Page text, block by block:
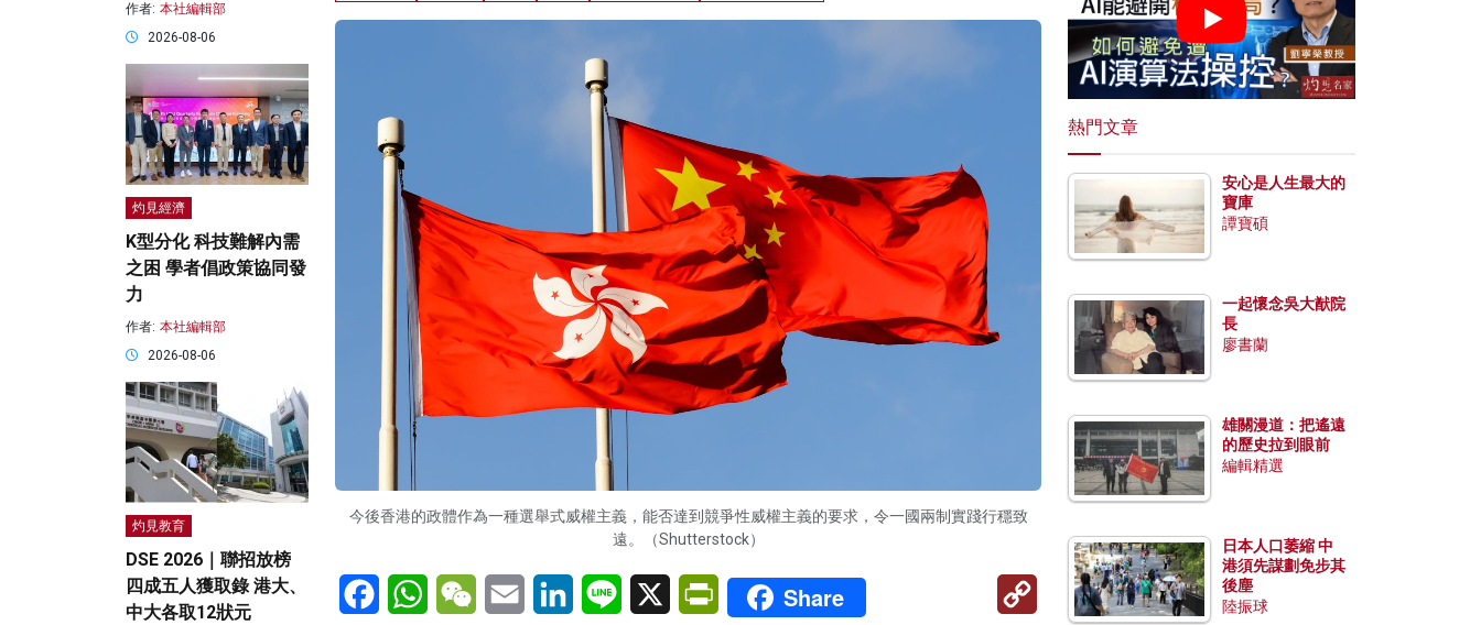
今後香港的政體作為一種選舉式威權主義，能否達到競爭性威權主義的要求，令一國兩制實踐行穩致
遠。（Shutterstock）
FacebookWhatsAppWeChatEmail LinkedInLine X PrintFriendly
Share
Copy
作者: 本社編輯部
2026-08-06
灼見經濟
K型分化 科技難解內需
之困 學者倡政策協同發
力
作者: 本社編輯部
2026-08-06
灼見教育
DSE 2026｜聯招放榜
四成五人獲取錄 港大、
中大各取12狀元
熱門文章
安心是人生最大的
寶庫
譚寶碩
一起懷念吳大猷院
長
廖書蘭
雄關漫道：把遙遠
的歷史拉到眼前
編輯精選
日本人口萎縮 中
港須先謀劃免步其
後塵
陸振球